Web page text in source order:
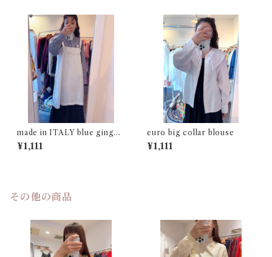
made in ITALY blue gingha
m check shirt
¥1,111
euro big collar blouse
¥1,111
その他の商品